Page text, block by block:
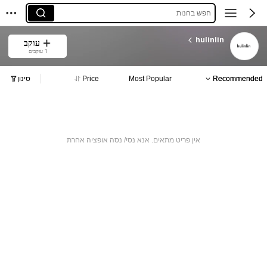
חפש בחנות
hulinlin עוקב
1 עוקבים
Recommended
Most Popular
Price סינון
אין פריט מתאים. אנא נסי/ נסה אופציה אחרת